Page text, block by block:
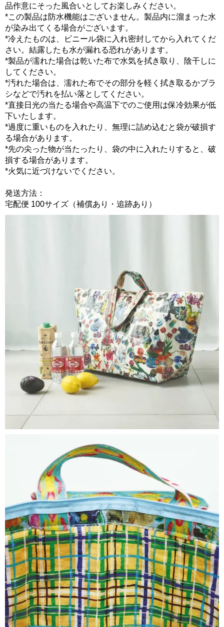
品作意にそった風合いとしてお楽しみください。
*この製品は防水機能はございません。製品内に溜まった水
が染み出てくる場合がございます。
*冷えたものは、ビニール袋に入れ密封してから入れてくだ
さい。結露したも水が漏れる恐れがあります。
*製品が濡れた場合は乾いた布で水気を拭き取り、陰干しに
してください。
*汚れた場合は、濡れた布でその部分を軽く拭き取るかブラ
シなどで汚れを払い落としてください。
*直接日光の当たる場合や高温下でのご使用は保冷効果が低
下いたします。
*過度に重いものを入れたり、無理に詰め込むと袋が破損す
る場合があります。
*先の尖った物が当たったり、袋の中に入れたりすると、破
損する場合があります。
*火気に近づけないでください。
発送方法：
宅配便 100サイズ（補償あり・追跡あり）